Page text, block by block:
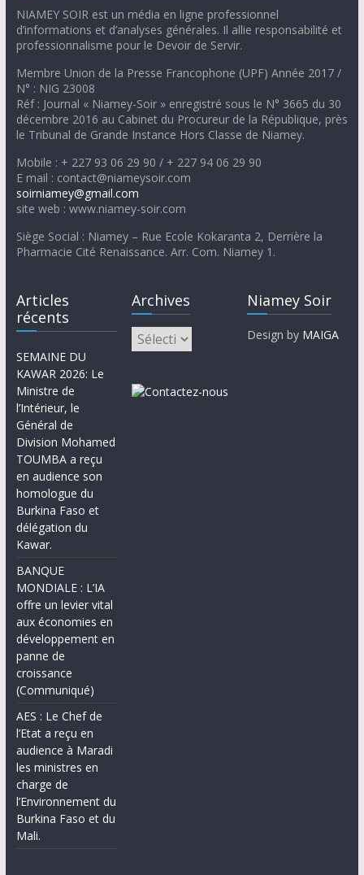
NIAMEY SOIR est un média en ligne professionnel
d’informations et d’analyses générales. Il allie responsabilité et
professionnalisme pour le Devoir de Servir.
Membre Union de la Presse Francophone (UPF) Année 2017 /
N° : NIG 23008
Réf : Journal « Niamey-Soir » enregistré sous le N° 3665 du 30
décembre 2016 au Cabinet du Procureur de la République, près
le Tribunal de Grande Instance Hors Classe de Niamey.
Mobile : + 227 93 06 29 90 / + 227 94 06 29 90
E mail : contact@niameysoir.com
soirniamey@gmail.com
site web : www.niamey-soir.com
Siège Social : Niamey – Rue Ecole Kokaranta 2, Derrière la
Pharmacie Cité Renaissance. Arr. Com. Niamey 1.
Articles
récents
SEMAINE DU
KAWAR 2026: Le
Ministre de
l’Intérieur, le
Général de
Division Mohamed
TOUMBA a reçu
en audience son
homologue du
Burkina Faso et
délégation du
Kawar.
BANQUE
MONDIALE : L’IA
offre un levier vital
aux économies en
développement en
panne de
croissance
(Communiqué)
AES : Le Chef de
l’Etat a reçu en
audience à Maradi
les ministres en
charge de
l’Environnement du
Burkina Faso et du
Mali.
Archives Niamey Soir
Design by MAIGA